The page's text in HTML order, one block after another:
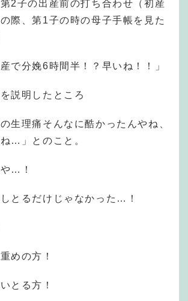
2子の出産前の打ち合わせ（初産
際、第1子の時の母子手帳を見た
で分娩6時間半！？早いね！！」
説明したところ
生理痛そんなに酷かったんやね、
…」とのこと。
…！
とるだけじゃなかった…！
めの方！
とる方！